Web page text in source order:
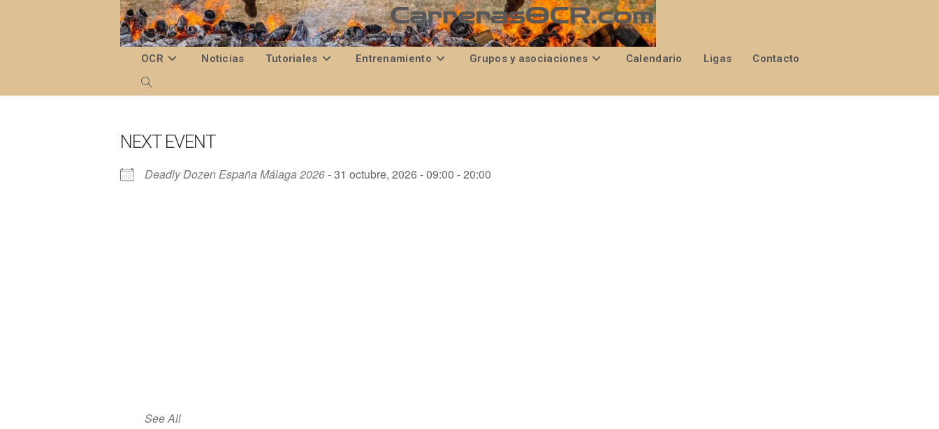
OCR Noticias Tutoriales Entrenamiento Grupos y asociaciones Calendario Ligas Contacto
Alternar
web
NEXT EVENT
Deadly Dozen España Málaga 2026- 31 octubre, 2026 - 09:00 - 20:00
See All